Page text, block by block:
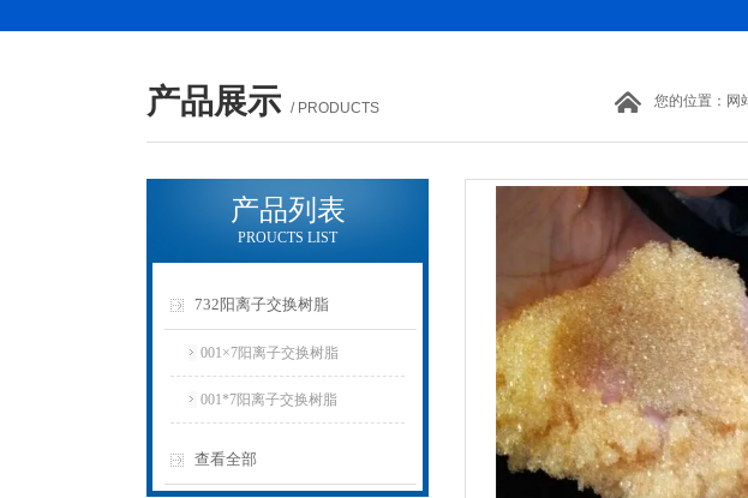
产品展示 / PRODUCTS 您的位置： 网
产品列表
PROUCTS LIST
732阳离子交换树脂
001×7阳离子交换树脂
001*7阳离子交换树脂
查看全部